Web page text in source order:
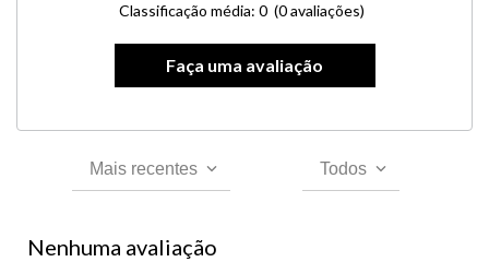
Classificação média: 0 (0 avaliações)
Mais recentes Todos
Nenhuma avaliação